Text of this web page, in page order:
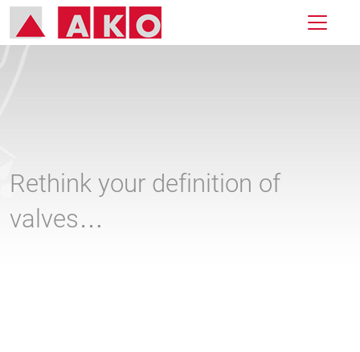
Rethink your definition of
valves…